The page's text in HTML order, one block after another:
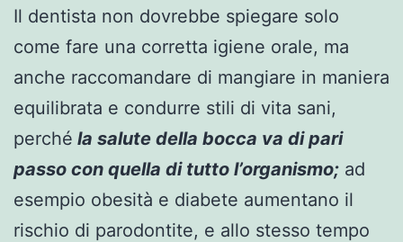
Il dentista non dovrebbe spiegare solo
come fare una corretta igiene orale, ma
anche raccomandare di mangiare in maniera
equilibrata e condurre stili di vita sani,
perché la salute della bocca va di pari
passo con quella di tutto l’organismo; ad
esempio obesità e diabete aumentano il
rischio di parodontite, e allo stesso tempo